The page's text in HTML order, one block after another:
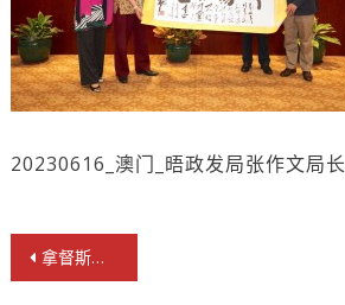
20230616_澳门_晤政发局张作文局长
文
章
拿督斯里吳罡豪、蘇樹輝晤澳門政發局張作文局長 促第十一届全球水論壇在澳舉行